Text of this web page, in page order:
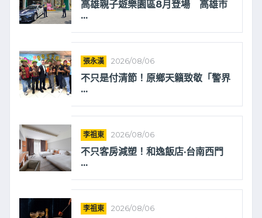
高雄親子遊樂園區8月登場 高雄市
...
張永漢 2026/08/06
不只是付清節！原鄉天籟致敬「警界
...
李祖東 2026/08/06
不只客房減塑！和逸飯店·台南西門
...
李祖東 2026/08/06